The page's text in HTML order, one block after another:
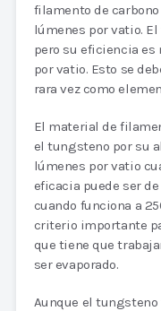
filamento de carbono
lúmenes por vatio.
pero su eficiencia es
por vatio. Esto se
rara vez como
El material de
el tungsteno por su
lúmenes por vatio
eficacia puede ser
cuando funciona a
criterio importante
que tiene que
ser evaporado.
Aunque el